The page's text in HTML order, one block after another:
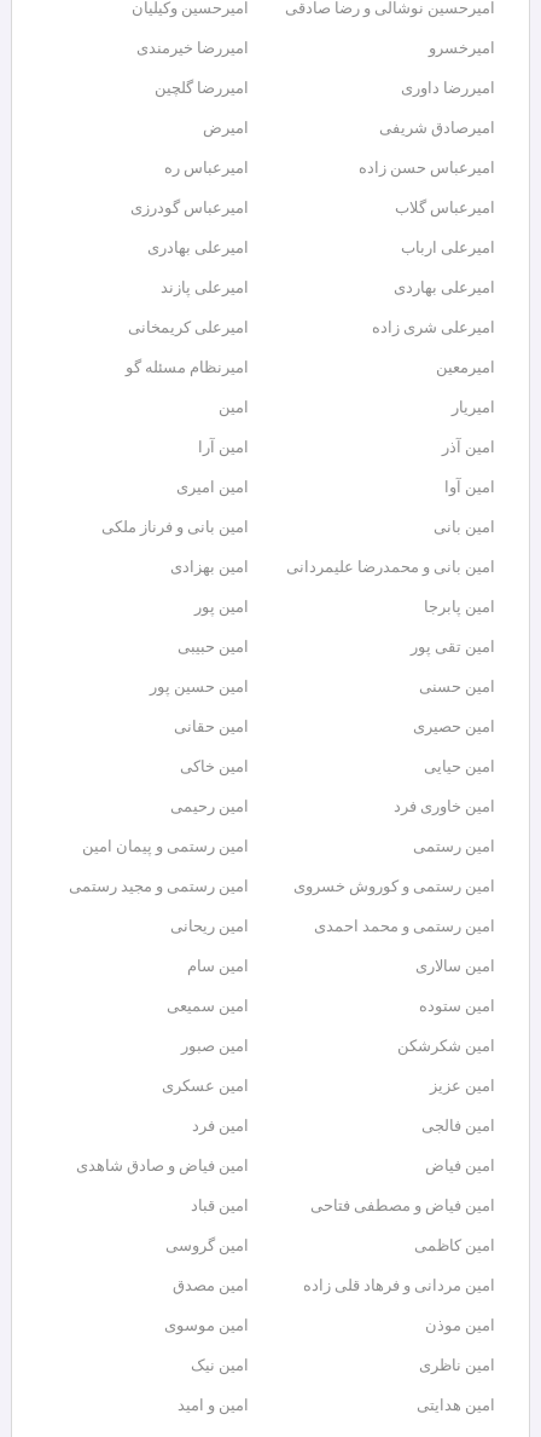
امیرحسین نوشالی و رضا صادقی امیرحسین وکیلیان
امیرخسرو امیررضا خیرمندی
امیررضا داوری امیررضا گلچین
امیرصادق شریفی امیرض
امیرعباس حسن زاده امیرعباس ره
امیرعباس گلاب امیرعباس گودرزی
امیرعلی ارباب امیرعلی بهادری
امیرعلی بهاردی امیرعلی پازند
امیرعلی شری زاده امیرعلی کریمخانی
امیرمعین امیرنظام مسئله گو
امیریار امین
امین آذر امین آرا
امین آوا امین امیری
امین بانی امین بانی و فرناز ملکی
امین بانی و محمدرضا علیمردانی امین بهزادی
امین پابرجا امین پور
امین تقی پور امین حبیبی
امین حسنی امین حسین پور
امین حصیری امین حقانی
امین حیایی امین خاکی
امین خاوری فرد امین رحیمی
امین رستمی امین رستمی و پیمان امین
امین رستمی و کوروش خسروی امین رستمی و مجید رستمی
امین رستمی و محمد احمدی امین ریحانی
امین سالاری امین سام
امین ستوده امین سمیعی
امین شکرشکن امین صبور
امین عزیز امین عسکری
امین فالجی امین فرد
امین فیاض امین فیاض و صادق شاهدی
امین فیاض و مصطفی فتاحی امین قباد
امین کاظمی امین گروسی
امین مردانی و فرهاد قلی زاده امین مصدق
امین موذن امین موسوی
امین ناظری امین نیک
امین هدایتی امین و امید